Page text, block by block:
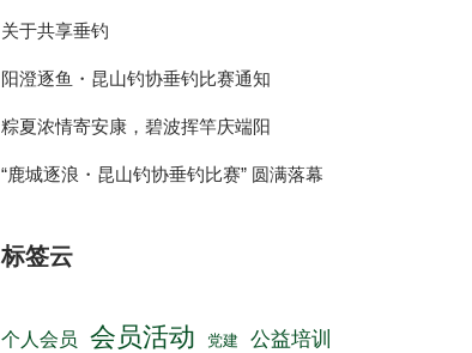
关于共享垂钓
阳澄逐鱼・昆山钓协垂钓比赛通知
粽夏浓情寄安康，碧波挥竿庆端阳
“鹿城逐浪・昆山钓协垂钓比赛” 圆满落幕
标签云
个人会员 会员活动 党建 公益培训